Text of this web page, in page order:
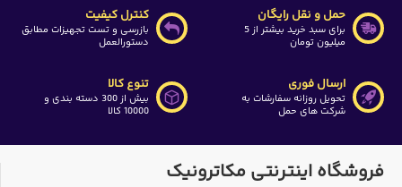
حمل و نقل رایگان
برای سبد خرید بیشتر از 5
میلیون تومان
کنترل کیفیت
بازرسی و تست تجهیزات مطابق
دستورالعمل
ارسال فوری
تحویل روزانه سفارشات به
شرکت های حمل
تنوع کالا
بیش از 300 دسته بندی و
10000 کالا
فروشگاه اینترنتی مکاترونیک